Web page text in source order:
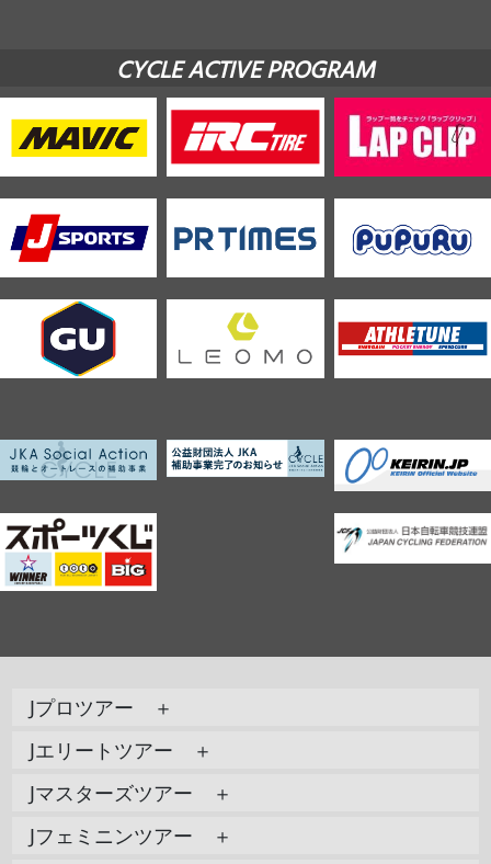
CYCLE ACTIVE PROGRAM
Jプロツアー ＋
Jエリートツアー ＋
Jマスターズツアー ＋
Jフェミニンツアー ＋